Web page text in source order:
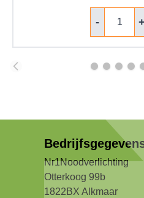
- +
Nr1Noodverlichting
Otterkoog 99b
1822BX Alkmaar